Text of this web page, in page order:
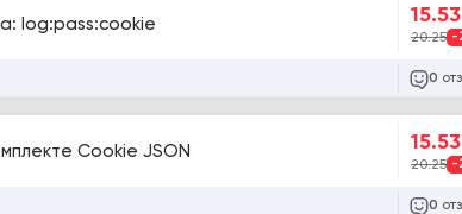
log:pass:cookie 15.53
20.25 -
0
Cookie JSON 15.53
20.25 -
0